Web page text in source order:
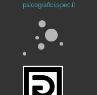
psicografici@pec.it